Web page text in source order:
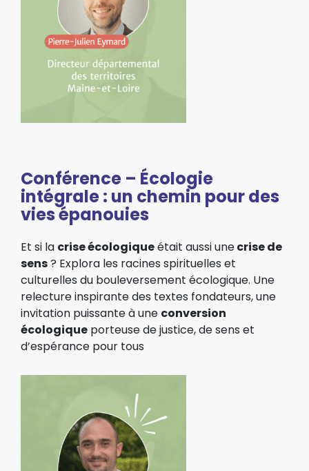
Conférence – Écologie
intégrale : un chemin pour des
vies épanouies
Et si la crise écologiqueétait aussi unecrise de
sens? Explora les racines spirituelles et
culturelles du bouleversement écologique. Une
relecture inspirante des textes fondateurs, une
invitation puissanteà une conversion
écologique porteuse de justice, de sens et
d’espérance pour tous